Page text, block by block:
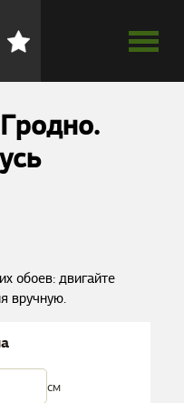
обоев: двигайте
вручную.
см